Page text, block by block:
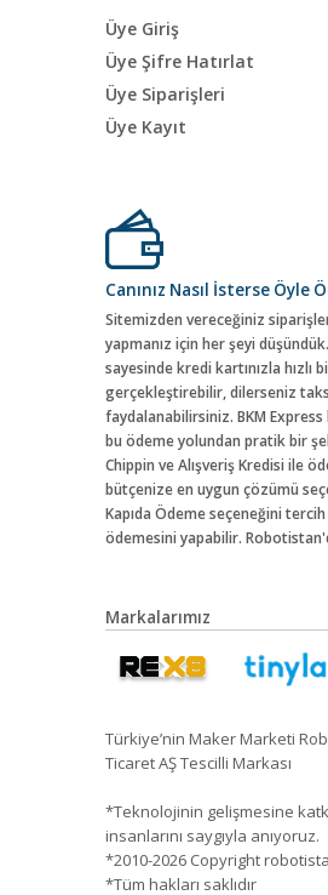
Üye Giriş
Üye Şifre Hatırlat
Üye Siparişleri
Üye Kayıt
Canınız Nasıl İsterse Öyle
Sitemizden vereceğiniz
yapmanız için her şeyi
sayesinde kredi kartınızla hızlı
gerçekleştirebilir, dilerseniz
faydalanabilirsiniz. BKM
bu ödeme yolundan pratik bir
Chippin ve Alışveriş Kredisi ile
bütçenize en uygun çözümü
Kapıda Ödeme seçeneğini
ödemesini yapabilir.
Markalarımız
Türkiye’nin Maker Marketi
Ticaret AŞ Tescilli Markası
*Teknolojinin gelişmesine
insanlarını saygıyla anıyoruz.
*2010-2026 Copyright
*Tüm hakları saklıdır